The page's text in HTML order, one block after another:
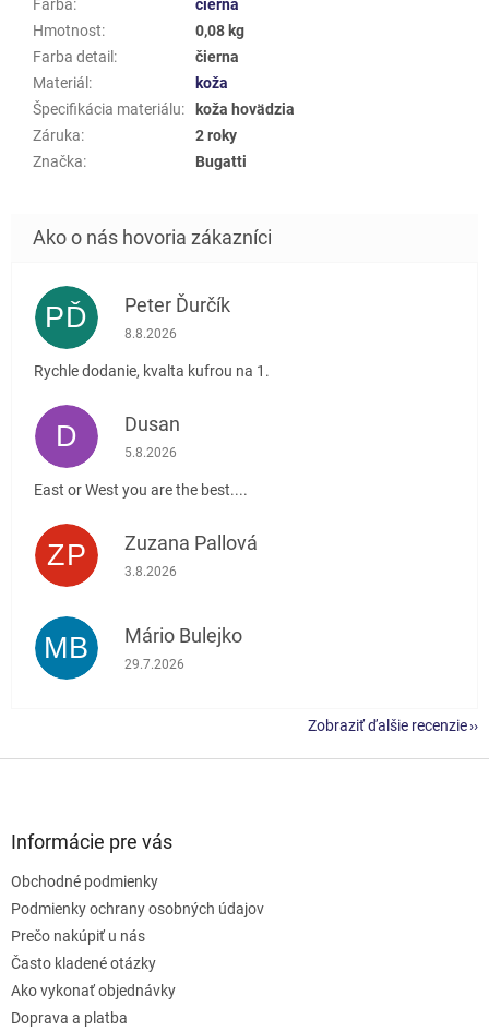
Farba:
čierna
Hmotnost:
0,08 kg
Farba detail :
čierna
Materiál :
koža
Špecifikácia materiálu:
koža hovädzia
Záruka:
2 roky
Značka: Bugatti
PĎ Peter Ďurčík
Hodnotenie obchodu je 5 z 5 hviezdičiek.
8.8.2026
Rychle dodanie, kvalta kufrou na 1.
D Dusan
Hodnotenie obchodu je 5 z 5 hviezdičiek.
5.8.2026
East or West you are the best....
ZP Zuzana Pallová
Hodnotenie obchodu je 5 z 5 hviezdičiek.
3.8.2026
MB Mário Bulejko
Hodnotenie obchodu je 5 z 5 hviezdičiek.
29.7.2026
Zobraziť ďalšie recenzie
Informácie pre vás
Obchodné podmienky
Podmienky ochrany osobných údajov
Prečo nakúpiť u nás
Často kladené otázky
Ako vykonať objednávky
Doprava a platba